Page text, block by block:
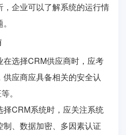
企业可以了解系统的运行情
在选择CRM供应商时，应考
应商应具备相关的安全认
。
择CRM系统时，应关注系统
、数据加密、多因素认证